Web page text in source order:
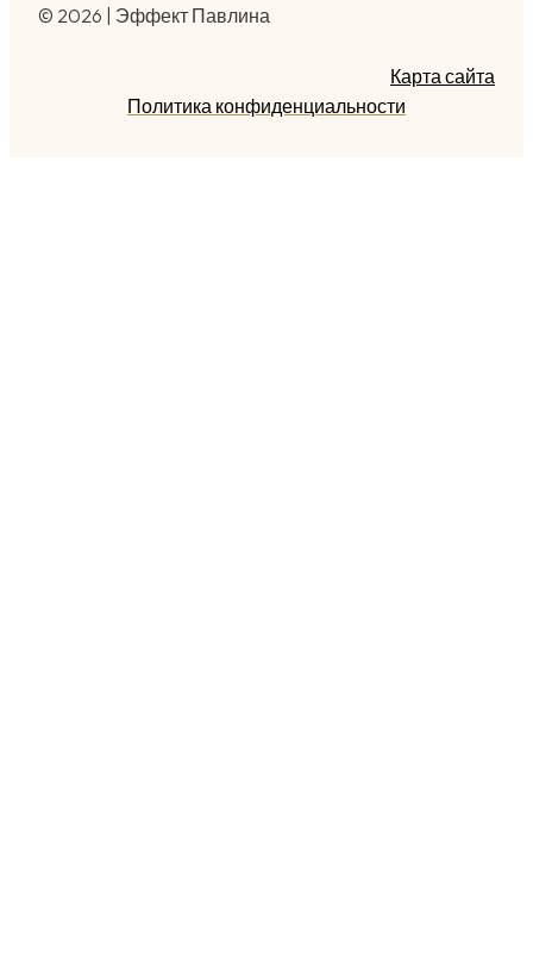
© 2026 | Эффект Павлина
Карта сайта
Политика конфиденциальности